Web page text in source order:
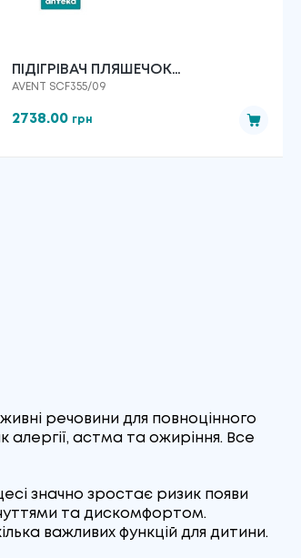
ПІДІГРІВАЧ ПЛЯШЕЧОК
ЕЛЕКТРИЧНИЙ З ФУНКЦІЄЮ
РОЗМОРОЗКИ МОЛОКА AVENT
AVENT SCF355/09
2738.00 грн
речовини для повноцінного
астма та ожиріння. Все
значно зростає ризик появи
та дискомфортом.
важливих функцій для дитини.